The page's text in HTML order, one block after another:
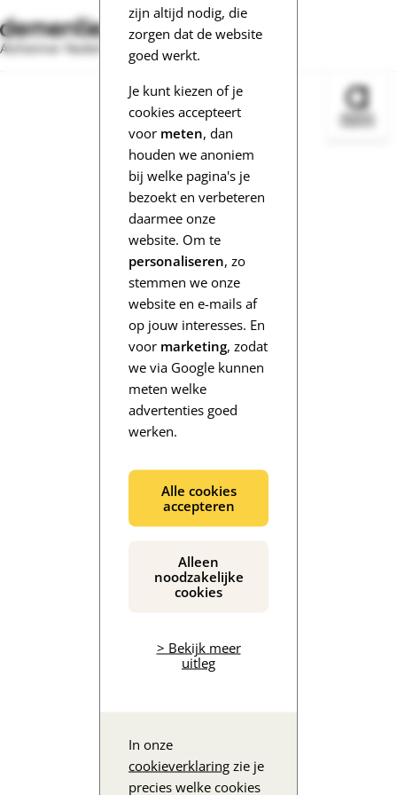
zijn altijd nodig, die
zorgen dat de website
goed werkt.
Je kunt kiezen of je
cookies accepteert
voor meten, dan
houden we anoniem
bij welke pagina's je
bezoekt en verbeteren
daarmee onze
website. Om te
personaliseren, zo
stemmen we onze
website en e-mails af
op jouw interesses. En
voor marketing, zodat
we via Google kunnen
meten welke
advertenties goed
werken.
Alle cookies
accepteren
Alleen
noodzakelijke
cookies
> Bekijk meer
uitleg
In onze
cookieverklaring zie je
precies welke cookies
Alzheimer Nederland
De inhoud wordt geladen...